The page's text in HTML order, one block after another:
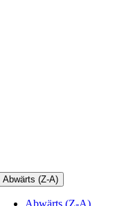
Abwärts (Z-A)
Abwärts (Z-A)